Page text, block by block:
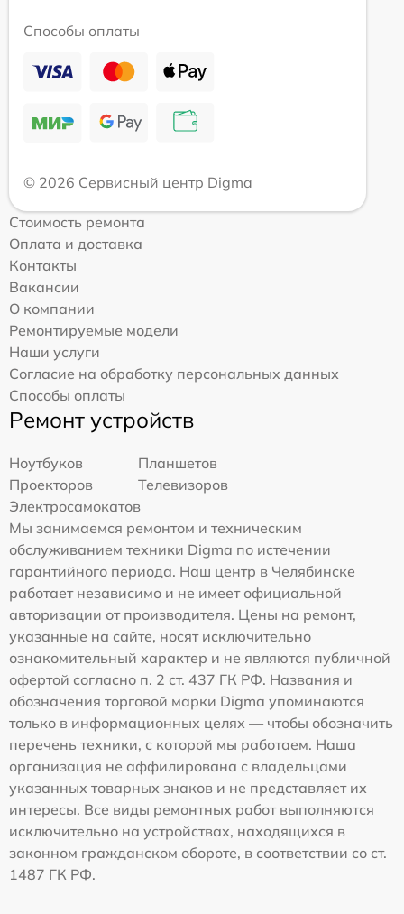
Способы оплаты
© 2026 Сервисный центр Digma
Стоимость ремонта
Оплата и доставка
Контакты
Вакансии
О компании
Ремонтируемые модели
Наши услуги
Согласие на обработку персональных данных
Способы оплаты
Ремонт устройств
Ноутбуков
Планшетов
Проекторов
Телевизоров
Электросамокатов
Мы занимаемся ремонтом и техническим
обслуживанием техники Digma по истечении
гарантийного периода. Наш центр в Челябинске
работает независимо и не имеет официальной
авторизации от производителя. Цены на ремонт,
указанные на сайте, носят исключительно
ознакомительный характер и не являются публичной
офертой согласно п. 2 ст. 437 ГК РФ. Названия и
обозначения торговой марки Digma упоминаются
только в информационных целях — чтобы обозначить
перечень техники, с которой мы работаем. Наша
организация не аффилирована с владельцами
указанных товарных знаков и не представляет их
интересы. Все виды ремонтных работ выполняются
исключительно на устройствах, находящихся в
законном гражданском обороте, в соответствии со ст.
1487 ГК РФ.